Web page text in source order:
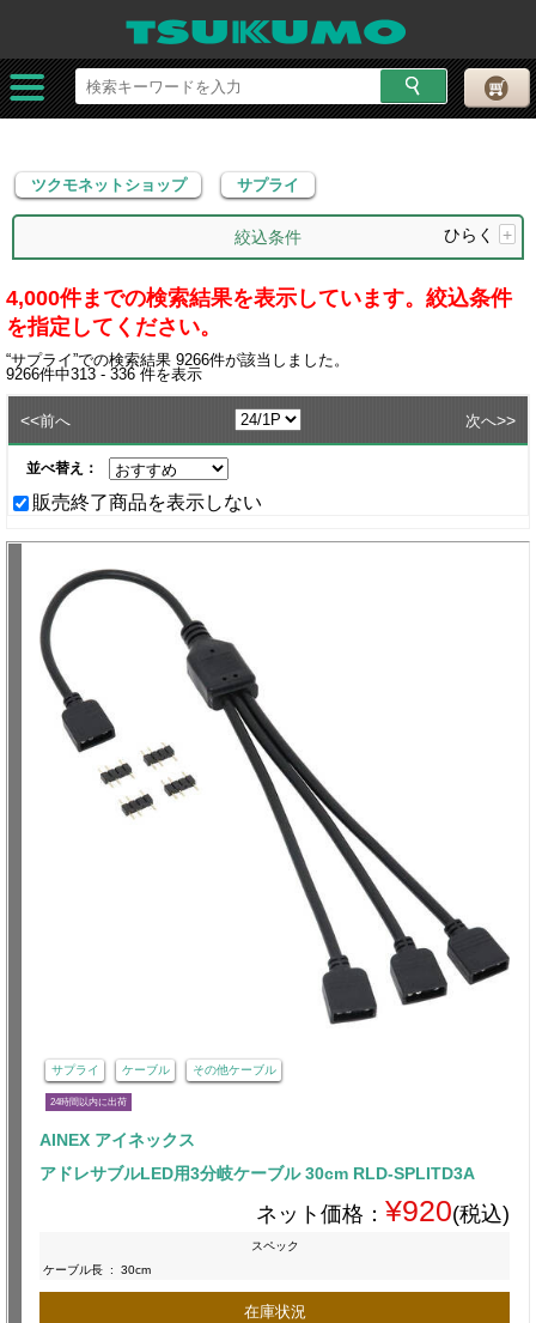
ツクモネットショップ サプライ
ツクモネットショップ サプライ
絞込条件 ひらく +
4,000件までの検索結果を表示しています。絞込条件
を指定してください。
“サプライ”での検索結果 9266件が該当しました。
9266件中313 - 336 件を表示
<<前へ 次へ>>
並べ替え：
販売終了商品を表示しない
サプライ ケーブル その他ケーブル
24時間以内に出荷
AINEX アイネックス
アドレサブルLED用3分岐ケーブル 30cm RLD-SPLITD3A
ネット価格： ¥920(税込)
スペック
ケーブル長 : 30cm
在庫状況